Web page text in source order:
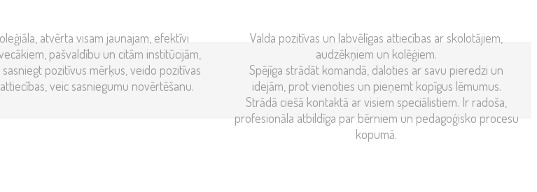
atvērta visam jaunajam, efektīvi
pašvaldību un citām institūcijām,
pozitīvus mērķus, veido pozitīvas
veic sasniegumu novērtēšanu.
Valda pozitīvas un labvēlīgas attiecības ar skolotājiem,
audzēkņiem un kolēģiem.
Spējīga strādāt komandā, daloties ar savu pieredzi un
idejām, prot vienoties un pieņemt kopīgus lēmumus.
Strādā ciešā kontaktā ar visiem speciālistiem. Ir radoša,
profesionāla atbildīga par bērniem un pedagoģisko procesu
kopumā.